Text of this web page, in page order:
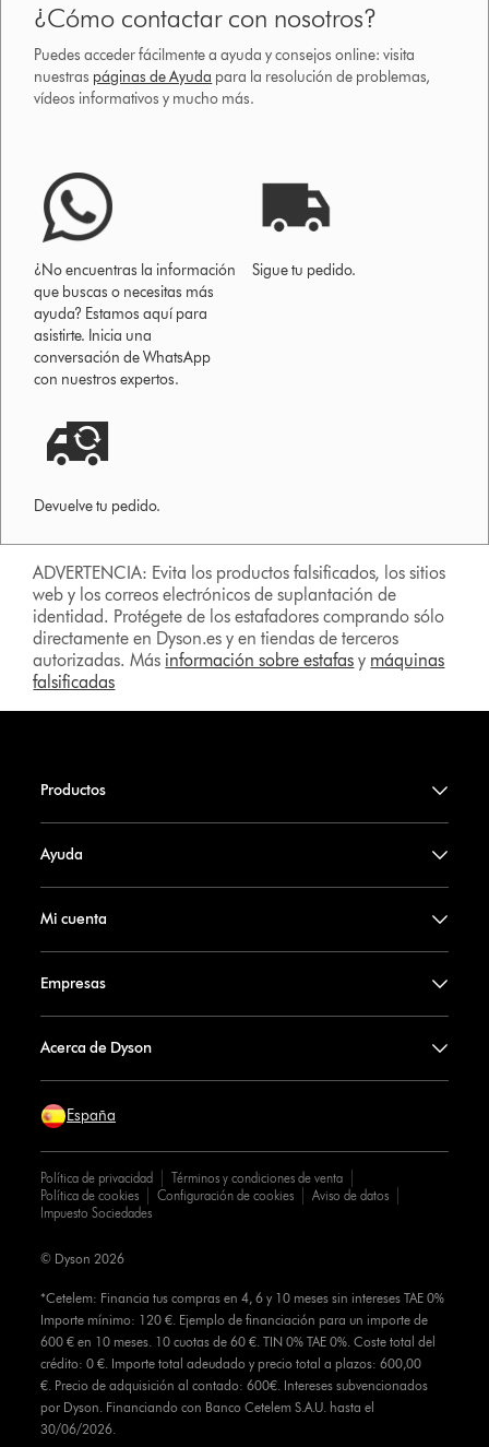
¿Cómo contactar con nosotros?
Puedes acceder fácilmente a ayuda y consejos online: visita
nuestras páginas de Ayuda para la resolución de problemas,
vídeos informativos y mucho más.
¿No encuentras la información
que buscas o necesitas más
ayuda? Estamos aquí para
asistirte. Inicia una
conversación de WhatsApp
con nuestros expertos.
Sigue tu pedido.
Devuelve tu pedido.
ADVERTENCIA: Evita los productos falsificados, los sitios
web y los correos electrónicos de suplantación de
identidad. Protégete de los estafadores comprando sólo
directamente en Dyson.es y en tiendas de terceros
autorizadas. Más información sobre estafas y máquinas
falsificadas
Productos
Ayuda
Mi cuenta
Empresas
Acerca de Dyson
España
Política de privacidad
Términos y condiciones de venta
Política de cookies
Configuración de cookies
Aviso de datos
Impuesto Sociedades
*Cetelem: Financia tus compras en 4, 6 y 10 meses sin intereses TAE 0%
Importe mínimo: 120 €. Ejemplo de financiación para un importe de
600 € en 10 meses. 10 cuotas de 60 €. TIN 0% TAE 0%. Coste total del
crédito: 0 €. Importe total adeudado y precio total a plazos: 600,00
€. Precio de adquisición al contado: 600€. Intereses subvencionados
por Dyson. Financiando con Banco Cetelem S.A.U. hasta el
30/06/2026.
© Dyson 2026